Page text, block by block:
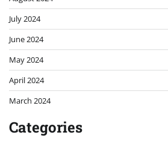
July 2024
June 2024
May 2024
April 2024
March 2024
Categories